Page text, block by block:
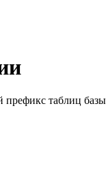
префикс таблиц